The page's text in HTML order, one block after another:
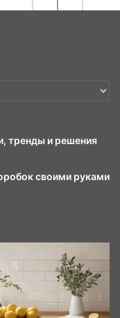
тренды и решения
своими руками